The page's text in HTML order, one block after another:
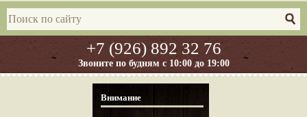
+7 (926) 892 32 76
Звоните по будням с 10:00 до 19:00
Внимание